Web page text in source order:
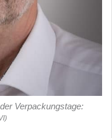
Verpackungstage: